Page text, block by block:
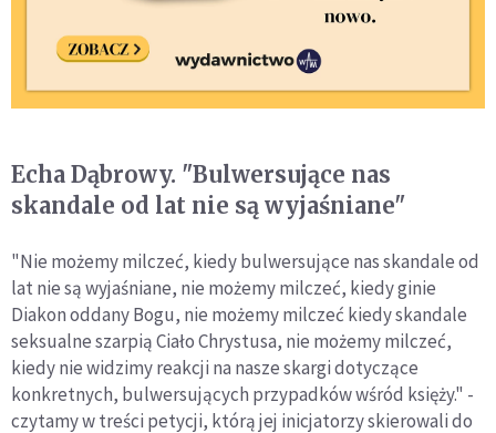
Echa Dąbrowy. "Bulwersujące nas
skandale od lat nie są wyjaśniane"
"Nie możemy milczeć, kiedy bulwersujące nas skandale od
lat nie są wyjaśniane, nie możemy milczeć, kiedy ginie
Diakon oddany Bogu, nie możemy milczeć kiedy skandale
seksualne szarpią Ciało Chrystusa, nie możemy milczeć,
kiedy nie widzimy reakcji na nasze skargi dotyczące
konkretnych, bulwersujących przypadków wśród księży." -
czytamy w treści petycji, którą jej inicjatorzy skierowali do